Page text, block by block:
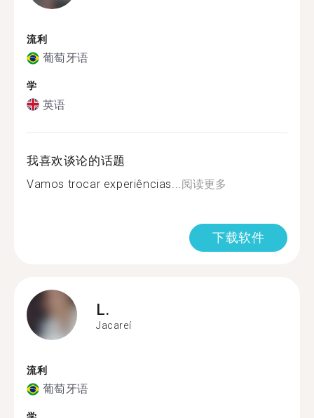
流利
葡萄牙语
学
英语
我喜欢谈论的话题
Vamos trocar experiências... 阅读更多
下载软件
L.
Jacareí
流利
葡萄牙语